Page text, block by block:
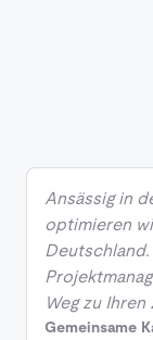
Ansässig in
optimieren
Deutschland.
Weg zu Ihren
Gemeinsame